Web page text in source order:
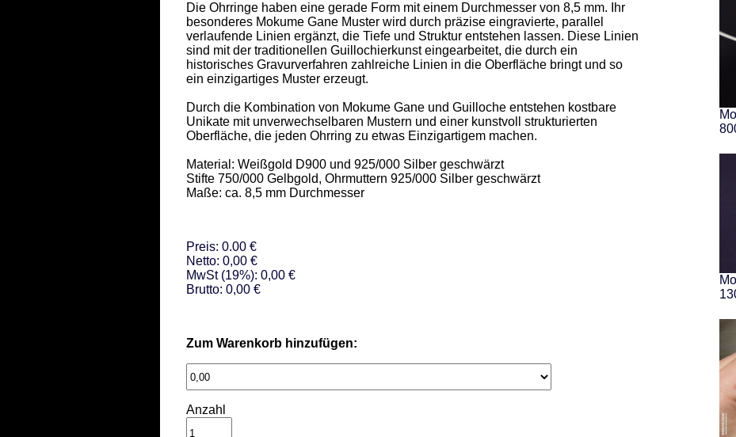
Die Ohrringe haben eine gerade Form mit einem Durchmesser von 8,5 mm. Ihr
besonderes Mokume Gane Muster wird durch präzise eingravierte, parallel
verlaufende Linien ergänzt, die Tiefe und Struktur entstehen lassen. Diese Linien
sind mit der traditionellen Guillochierkunst eingearbeitet, die durch ein
historisches Gravurverfahren zahlreiche Linien in die Oberfläche bringt und so
ein einzigartiges Muster erzeugt.
Durch die Kombination von Mokume Gane und Guilloche entstehen kostbare
Unikate mit unverwechselbaren Mustern und einer kunstvoll strukturierten
Oberfläche, die jeden Ohrring zu etwas Einzigartigem machen.
Material: Weißgold D900 und 925/000 Silber geschwärzt
Stifte 750/000 Gelbgold, Ohrmuttern 925/000 Silber geschwärzt
Maße: ca. 8,5 mm Durchmesser
Preis: 0.00 €
Netto: 0,00 €
MwSt (19%): 0,00 €
Brutto: 0,00 €
Zum Warenkorb hinzufügen:
Anzahl